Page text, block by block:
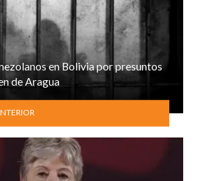
en Bolivia por presuntos
de Aragua